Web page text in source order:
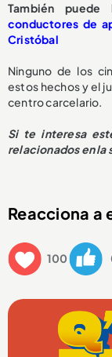
También puede
conductores de
Cristóbal
Ninguno de los
estos hechos y el
centro carcelario.
Si te interesa
relacionados en la
Reacciona a
100